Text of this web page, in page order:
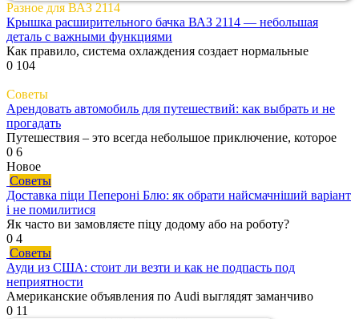
Разное для ВАЗ 2114
Крышка расширительного бачка ВАЗ 2114 — небольшая
деталь с важными функциями
Как правило, система охлаждения создает нормальные
0 104
Советы
Арендовать автомобиль для путешествий: как выбрать и не
прогадать
Путешествия – это всегда небольшое приключение, которое
0 6
Новое
Советы
Доставка піци Пепероні Блю: як обрати найсмачніший варіант
і не помилитися
Як часто ви замовляєте піцу додому або на роботу?
0 4
Советы
Ауди из США: стоит ли везти и как не подпасть под
неприятности
Американские объявления по Audi выглядят заманчиво
0 11